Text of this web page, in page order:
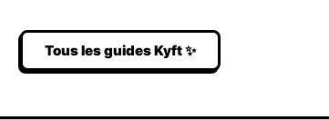
Tous les guides Kyft ✨